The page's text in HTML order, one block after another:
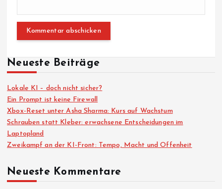
Neueste Beiträge
Lokale KI – doch nicht sicher?
Ein Prompt ist keine Firewall
Xbox-Reset unter Asha Sharma: Kurs auf Wachstum
Schrauben statt Kleber: erwachsene Entscheidungen im
Laptopland
Zweikampf an der KI-Front: Tempo, Macht und Offenheit
Neueste Kommentare